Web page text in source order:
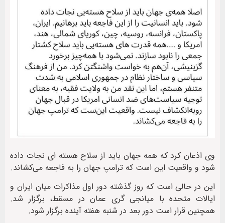
وی اذعان کرد که همه جهان باید از سلاح هسته ای نجات داده
شود و واقعیت این است که ترامپ جهان را به فاجعه می‌کشاند.
این در حالی است که روز گذشته دور اول مذاکرات میان ایران و
ایالات متحده با میانجی گری عمان در مسقط، برگزار شد.
همچنین قرار است دور بعد در شنبه هفته آینده برگزار شود.